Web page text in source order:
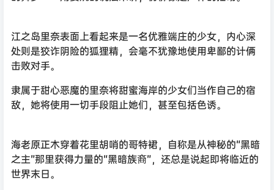
江之岛里奈表面上看起来是一名优雅端庄的少女，内心深
处则是狡诈阴险的狐狸精，会毫不犹豫地使用卑鄙的计俩
击败对手。
隶属于甜心恶魔的里奈将甜蜜海岸的少女们当作自己的宿
敌，她将使用一切手段阻止她们，甚至包括色诱。
海老原正木穿着花里胡哨的哥特裙，自称是从神秘的“黑暗
之主”那里获得力量的“黑暗族裔”，还总是说起即将临近的
世界末日。